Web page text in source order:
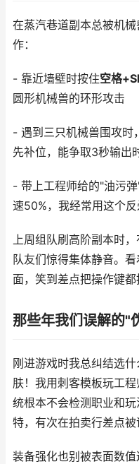
在蒸汽巷道副本总被机
作：
- 靠近墙壁时按住空格
圆形机械兽的环形攻击
- 遇到三只机械兽围攻时
先补位，能争取3秒输出
- 带上工程师给的"油污
速50%，我经常用这个
上周组队刷高阶副本时，
队友们惊得集体静音。
面，笑到差点把操作键都
那些年我们误解的"
刚进游戏时我总纠结选
肤！我用刺客模板玩工
统根本不会检测职业和
特，有次在拍卖行差点被
装备强化也别被表面数